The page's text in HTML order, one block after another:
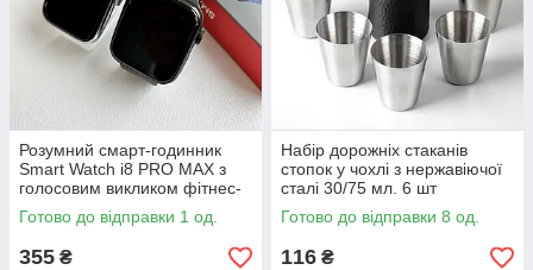
Розумний смарт-годинник
Smart Watch i8 PRO MAX з
голосовим викликом фітнес-
трекер пульсометр тонометр.
Білий
Готово до відправки 1 од.
355 ₴
Набір дорожніх стаканів
стопок у чохлі з нержавіючої
сталі 30/75 мл. 6 шт
Готово до відправки 8 од.
116 ₴